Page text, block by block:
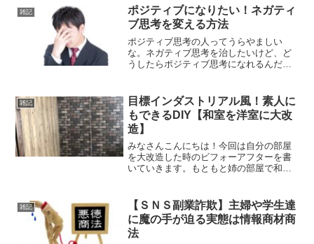
読み返すとネガティブな記事が多いこと
に改めて気が付...
雑記
ポジティブになりたい！ネガティ
ブ思考を変える方法
ポジティブ思考の人ってうらやましい
な。ネガティブ思考を治したいけど、ど
うしたらポジティブ思考になれるんだろ
るかな？こういった疑問を解決します。
この記事を読んでいるという...
雑記
目標インダストリアル風！素人に
もできるDIY【和室を洋室に大改
造】
みなさんこんにちは！今回は自分の部屋
を大改造した時のビフォーアフターを書
いていきます。もともと姉の部屋で和室
洋風の壁にしようと思い大改造すること
にしました。イメージはイ...
雑記
【ＳＮＳ副業詐欺】主婦や学生達
に魔の手が迫る実態は情報商材商
法